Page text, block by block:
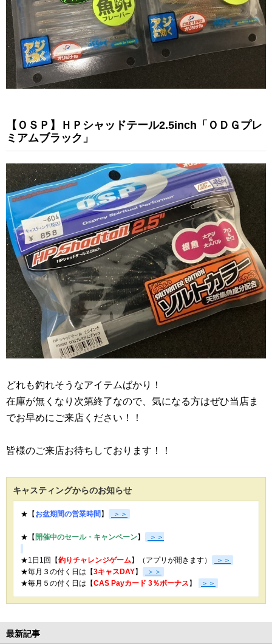
【ＯＳＰ】ＨＰシャッドテール2.5inch「ＯＤＧプレ
ミアムブラック」
どれも釣れそうなアイテムばかり！
在庫が無くなり次第終了なので、気になる方はぜひ当店ま
でお早めにご来店ください！！
皆様のご来店お待ちしております！！
キャスティングからのお知らせ
★【お盆期間の営業時間】 ＞＞
★【開催中のセール・キャンペーン】 ＞＞
★1日1回【釣りチャレンジゲーム】（アプリが開きます）
＞＞
★毎月３の付く日は【3キャスDAY】
＞＞
★毎月５の付く日は【CAS Payカード 3％ボーナス】 ＞＞
最新記事